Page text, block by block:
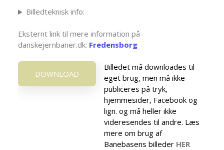
Billedteknisk info:
Eksternt link til mere information på
danskejernbaner.dk: Fredensborg
DOWNLOAD
Billedet må downloades til
eget brug, men må ikke
publiceres på tryk,
hjemmesider, Facebook og
lign. og må heller ikke
videresendes til andre. Læs
mere om brug af
Banebasens billeder HER